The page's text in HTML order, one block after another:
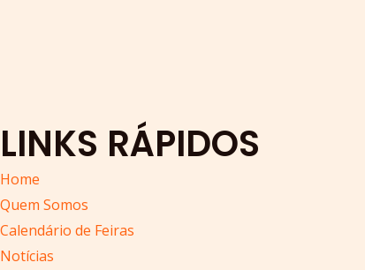
LINKS RÁPIDOS
Home
Quem Somos
Calendário de Feiras
Notícias